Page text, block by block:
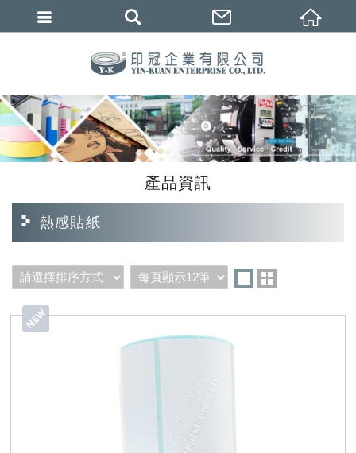
產品資訊
熱感貼紙